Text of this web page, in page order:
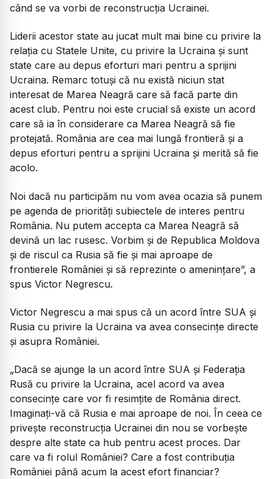
când se va vorbi de reconstrucția Ucrainei.
Liderii acestor state au jucat mult mai bine cu privire la
relația cu Statele Unite, cu privire la Ucraina și sunt
state care au depus eforturi mari pentru a sprijini
Ucraina. Remarc totuși că nu există niciun stat
interesat de Marea Neagră care să facă parte din
acest club. Pentru noi este crucial să existe un acord
care să ia în considerare ca Marea Neagră să fie
protejată. România are cea mai lungă frontieră și a
depus eforturi pentru a sprijini Ucraina și merită să fie
acolo.
Noi dacă nu participăm nu vom avea ocazia să punem
pe agenda de priorități subiectele de interes pentru
România. Nu putem accepta ca Marea Neagră să
devină un lac rusesc. Vorbim și de Republica Moldova
și de riscul ca Rusia să fie și mai aproape de
frontierele României și să reprezinte o amenințare”, a
spus Victor Negrescu.
Victor Negrescu a mai spus că un acord între SUA și
Rusia cu privire la Ucraina va avea consecințe directe
și asupra României.
„Dacă se ajunge la un acord între SUA și Federația
Rusă cu privire la Ucraina, acel acord va avea
consecințe care vor fi resimțite de România direct.
Imaginați-vă că Rusia e mai aproape de noi. În ceea ce
privește reconstrucția Ucrainei din nou se vorbește
despre alte state ca hub pentru acest proces. Dar
care va fi rolul României? Care a fost contribuția
României până acum la acest efort financiar?